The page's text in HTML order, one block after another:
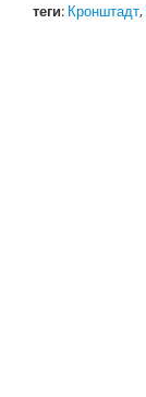
теги: Кронштадт,